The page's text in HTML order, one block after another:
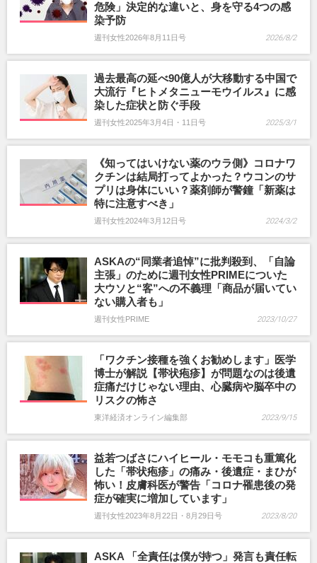
危険」決定的な違いと、身を守る4つの感
染予防
週刊女性2026年8月11日号 2026/8/2
過去最高の延べ90億人が大移動する中国で
大流行『ヒトメタニューモウイルス』に感
染した症状と防ぐ手段
週刊女性2025年3月4日・11日号 2025/3/1
《知ってはいけない薬のウラ側》コロナワ
クチンは結局打ってよかった？ウコンのサ
プリは身体にいい？薬剤師が警鐘「新薬は
特に注意すべき」
週刊女性2024年3月12日号 2024/3/2
ASKAの“同業者追悼”に批判殺到、「自論
主張」のために週刊女性PRIMEについた
大ウソと“客”への不義理「商品が届いてい
ない購入者も」
週刊女性PRIME 2023/10/27
「ワクチン接種を強くお勧めします」医学
博士が解説【帯状疱疹】が問題なのは後遺
症痛だけじゃない理由、心臓病や脳卒中の
リスクの怖さ
東洋経済オンライン編集部 2023/9/15
益若つばさにハイヒール・モモコも重篤化
した「帯状疱疹」の痛み・後遺症・まひが
怖い！皮膚科医が警告「コロナ罹患後の発
症が確実に増加しています」
週刊女性2023年8月22日・8月29日号 2023/8/20
ASKA 「全責任は僕が持つ」発言も責任転